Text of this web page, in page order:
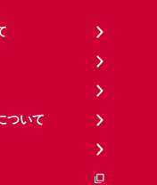
ついて